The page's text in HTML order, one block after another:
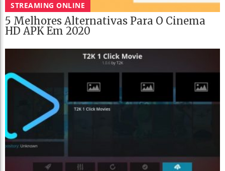
STREAMING ONLINE
5 Melhores Alternativas Para O Cinema
HD APK Em 2020